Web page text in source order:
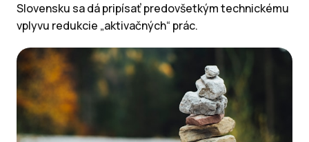
Slovensku sa dá pripísať predovšetkým technickému
vplyvu redukcie „aktivačných“ prác.